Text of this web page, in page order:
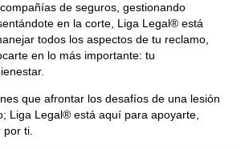
de seguros, gestionando
en la corte, Liga Legal® está
todos los aspectos de tu reclamo,
en lo más importante: tu
que afrontar los desafíos de una lesión
Liga Legal® está aquí para apoyarte,
por ti.